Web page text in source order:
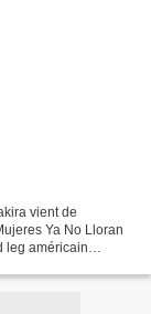
vient de
Ya No Lloran
leg américain